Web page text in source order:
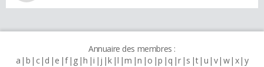
Annuaire des membres :
a b c d e f g h i j k l m n o p q r s t u v w x y